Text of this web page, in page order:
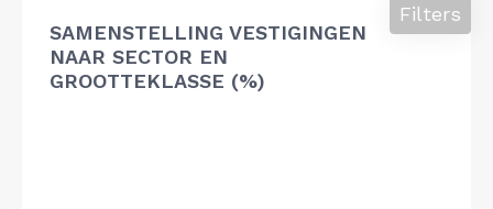
SAMENSTELLING VESTIGINGEN
NAAR SECTOR EN
GROOTTEKLASSE (%)
Filters